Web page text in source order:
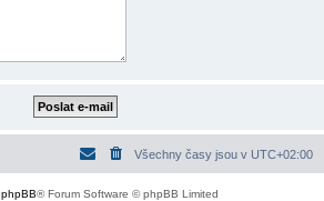
Všechny časy jsou v UTC+02:00
phpBB® Forum Software © phpBB Limited